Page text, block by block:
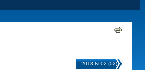
2013 №02 (02)